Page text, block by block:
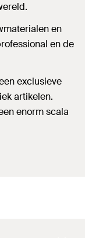
en
en de
exclusieve
artikelen.
enorm scala